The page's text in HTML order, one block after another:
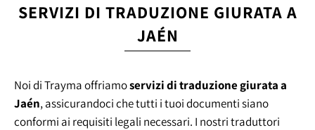
SERVIZI DI TRADUZIONE GIURATA A
JAÉN
Noi di Trayma offriamoservizi di traduzione giurata a
Jaén, assicurandoci che tutti i tuoi documenti siano
conformi ai requisiti legali necessari. I nostri traduttori